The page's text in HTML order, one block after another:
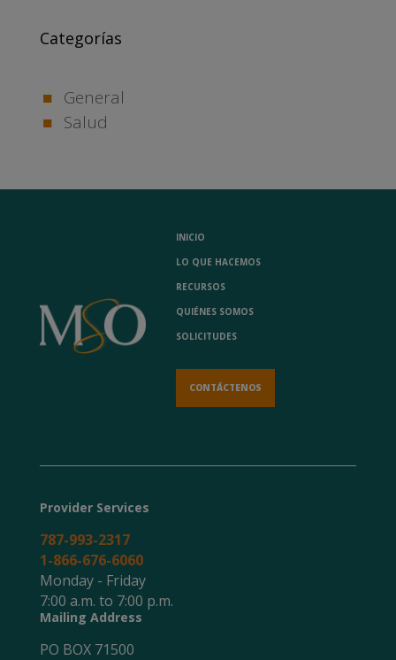
Categorías
General
Salud
INICIO
LO QUE HACEMOS
RECURSOS
QUIÉNES SOMOS
SOLICITUDES
CONTÁCTENOS
Provider Services
787-993-2317
1-866-676-6060
Monday - Friday
7:00 a.m. to 7:00 p.m.
Mailing Address
PO BOX 71500